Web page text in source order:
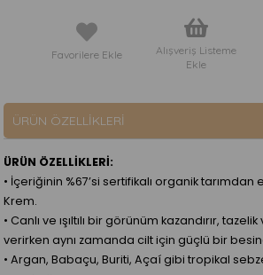
Favorilere Ekle
Alışveriş Listeme
Ekle
ÜRÜN ÖZELLIKLERI
ÜRÜN ÖZELLİKLERİ:
• İçeriğinin %67’si sertifikalı organik tarımdan
Krem.
• Canlı ve ışıltılı bir görünüm kazandırır,
verirken aynı zamanda cilt için güçlü bir
• Argan, Babaçu, Buriti, Açaí gibi tropikal